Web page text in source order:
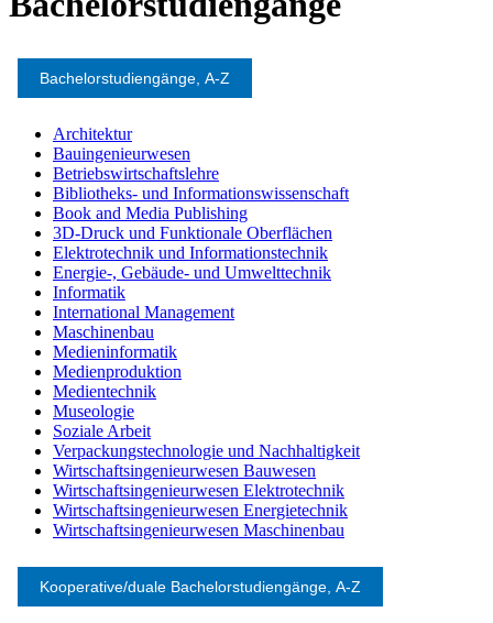
Bachelorstudiengänge, A-Z
Architektur
Bauingenieurwesen
Betriebswirtschaftslehre
Bibliotheks- und Informationswissenschaft
Book and Media Publishing
3D-Druck und Funktionale Oberflächen
Elektrotechnik und Informationstechnik
Energie-, Gebäude- und Umwelttechnik
Informatik
International Management
Maschinenbau
Medieninformatik
Medienproduktion
Medientechnik
Museologie
Soziale Arbeit
Verpackungstechnologie und Nachhaltigkeit
Wirtschaftsingenieurwesen Bauwesen
Wirtschaftsingenieurwesen Elektrotechnik
Wirtschaftsingenieurwesen Energietechnik
Wirtschaftsingenieurwesen Maschinenbau
Kooperative/duale Bachelorstudiengänge, A-Z